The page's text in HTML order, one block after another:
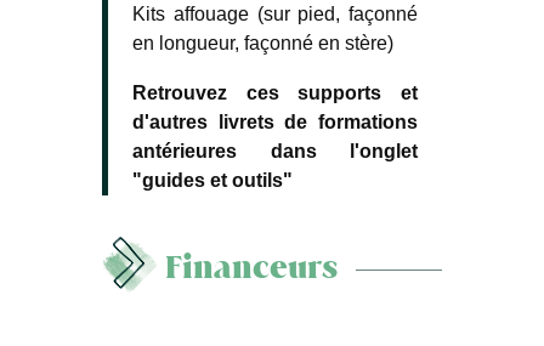
Kits affouage (sur pied, façonné
en longueur, façonné en stère)
Retrouvez ces supports et
d'autres livrets de formations
antérieures dans l'onglet
"guides et outils"
Financeurs